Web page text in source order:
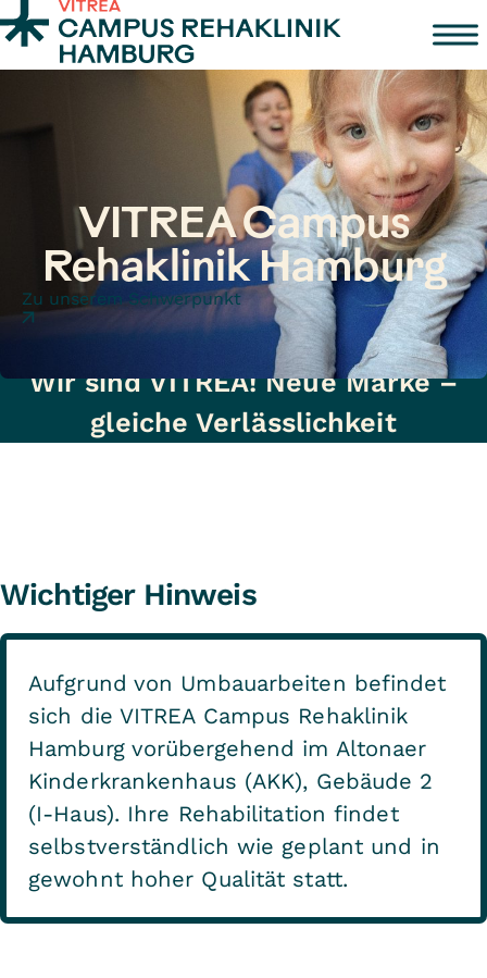
Zum Inhalt springen
VITREA Campus
Rehaklinik Hamburg
Zu unserem Schwerpunkt
Wir sind VITREA! Neue Marke –
gleiche Verlässlichkeit
Wichtiger Hinweis
Aufgrund von Umbauarbeiten befindet
sich die VITREA Campus Rehaklinik
Hamburg vorübergehend im Altonaer
Kinderkrankenhaus (AKK), Gebäude 2
(I-Haus). Ihre Rehabilitation findet
selbstverständlich wie geplant und in
gewohnt hoher Qualität statt.